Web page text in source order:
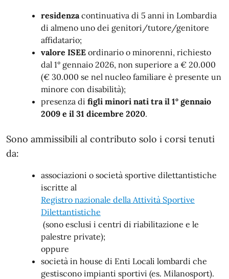
residenzacontinuativa di 5 anni in Lombardia
di almeno uno dei genitori/tutore/genitore
affidatario;
valore ISEE ordinario o minorenni, richiesto
dal 1° gennaio 2026, non superiore a € 20.000
(€ 30.000 se nel nucleo familiare è presente un
minore con disabilità);
presenza di figli minori nati tra il 1° gennaio
2009 e il 31 dicembre 2020.
Sono ammissibili al contributo solo i corsi tenuti
da:
associazioni o società sportive dilettantistiche
iscritte al
Registro nazionale della Attività Sportive
Dilettantistiche
(sono esclusi i centri di riabilitazione e le
palestre private);
oppure
società in house di Enti Locali lombardi che
gestiscono impianti sportivi (es. Milanosport).